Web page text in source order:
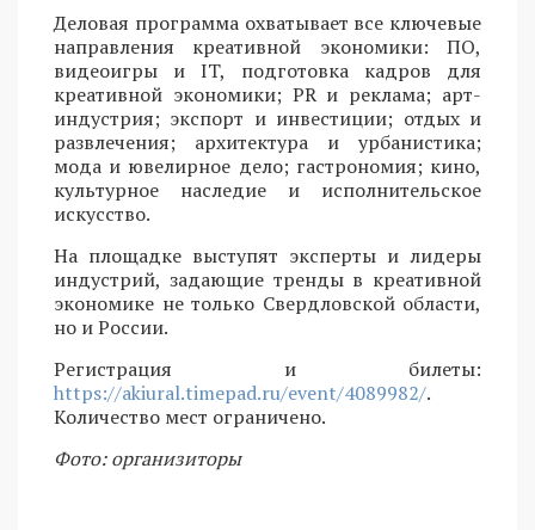
Деловая программа охватывает все ключевые
направления креативной экономики: ПО,
видеоигры и IT, подготовка кадров для
креативной экономики; PR и реклама; арт-
индустрия; экспорт и инвестиции; отдых и
развлечения; архитектура и урбанистика;
мода и ювелирное дело; гастрономия; кино,
культурное наследие и исполнительское
искусство.
На площадке выступят эксперты и лидеры
индустрий, задающие тренды в креативной
экономике не только Свердловской области,
но и России.
Регистрация и билеты:
https://akiural.timepad.ru/event/4089982/.
Количество мест ограничено.
Фото: организиторы